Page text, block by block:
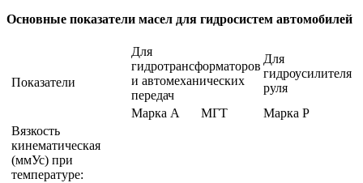
Основные показатели масел для гидросистем автомобилей
Показатели
Для
гидротрансформаторов
и автомеханических
передач
Для
гидроусилителя
руля
Марка А
МГТ
Марка Р
Вязкость
кинематическая
(ммУс) при
температуре: